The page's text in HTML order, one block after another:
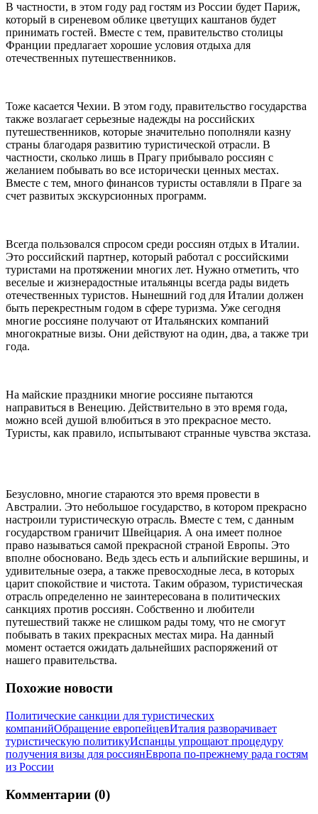
В частности, в этом году рад гостям из России будет Париж,
который в сиреневом облике цветущих каштанов будет
принимать гостей. Вместе с тем, правительство столицы
Франции предлагает хорошие условия отдыха для
отечественных путешественников.
Тоже касается Чехии. В этом году, правительство государства
также возлагает серьезные надежды на российских
путешественников, которые значительно пополняли казну
страны благодаря развитию туристической отрасли. В
частности, сколько лишь в Прагу прибывало россиян с
желанием побывать во все исторически ценных местах.
Вместе с тем, много финансов туристы оставляли в Праге за
счет развитых экскурсионных программ.
Всегда пользовался спросом среди россиян отдых в Италии.
Это российский партнер, который работал с российскими
туристами на протяжении многих лет. Нужно отметить, что
веселые и жизнерадостные итальянцы всегда рады видеть
отечественных туристов. Нынешний год для Италии должен
быть перекрестным годом в сфере туризма. Уже сегодня
многие россияне получают от Итальянских компаний
многократные визы. Они действуют на один, два, а также три
года.
На майские праздники многие россияне пытаются
направиться в Венецию. Действительно в это время года,
можно всей душой влюбиться в это прекрасное место.
Туристы, как правило, испытывают странные чувства экстаза.
Безусловно, многие стараются это время провести в
Австралии. Это небольшое государство, в котором прекрасно
настроили туристическую отрасль. Вместе с тем, с данным
государством граничит Швейцария. А она имеет полное
право называться самой прекрасной страной Европы. Это
вполне обосновано. Ведь здесь есть и альпийские вершины, и
удивительные озера, а также превосходные леса, в которых
царит спокойствие и чистота. Таким образом, туристическая
отрасль определенно не заинтересована в политических
санкциях против россиян. Собственно и любители
путешествий также не слишком рады тому, что не смогут
побывать в таких прекрасных местах мира. На данный
момент остается ожидать дальнейших распоряжений от
нашего правительства.
Похожие новости
Политические санкции для туристических
компанийОбращение европейцевИталия разворачивает
туристическую политикуИспанцы упрощают процедуру
получения визы для россиянЕвропа по-прежнему рада гостям
из России
Комментарии (0)